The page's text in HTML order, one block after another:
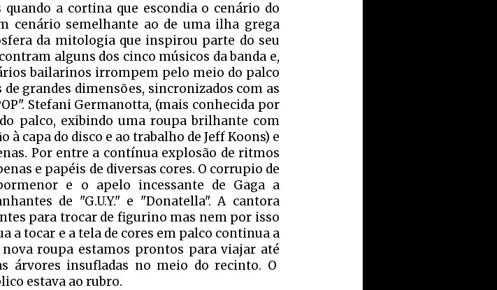
quando a cortina que escondia o cenário do
cenário semelhante ao de uma ilha grega
da mitologia que inspirou parte do seu
alguns dos cinco músicos da banda e,
bailarinos irrompem pelo meio do palco
grandes dimensões, sincronizados com as
Stefani Germanotta, (mais conhecida por
palco, exibindo uma roupa brilhante com
à capa do disco e ao trabalho de Jeff Koons) e
Por entre a contínua explosão de ritmos
e papéis de diversas cores. O corrupio de
e o apelo incessante de Gaga a
de "G.U.Y." e "Donatella". A cantora
para trocar de figurino mas nem por isso
a tocar e a tela de cores em palco continua a
roupa estamos prontos para viajar até
árvores insufladas no meio do recinto. O
estava ao rubro.